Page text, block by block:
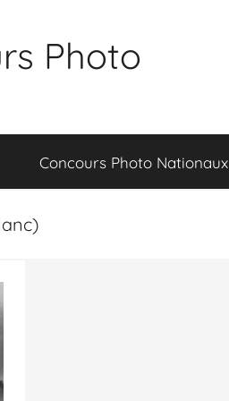
Photo
Concours Photo Nationaux